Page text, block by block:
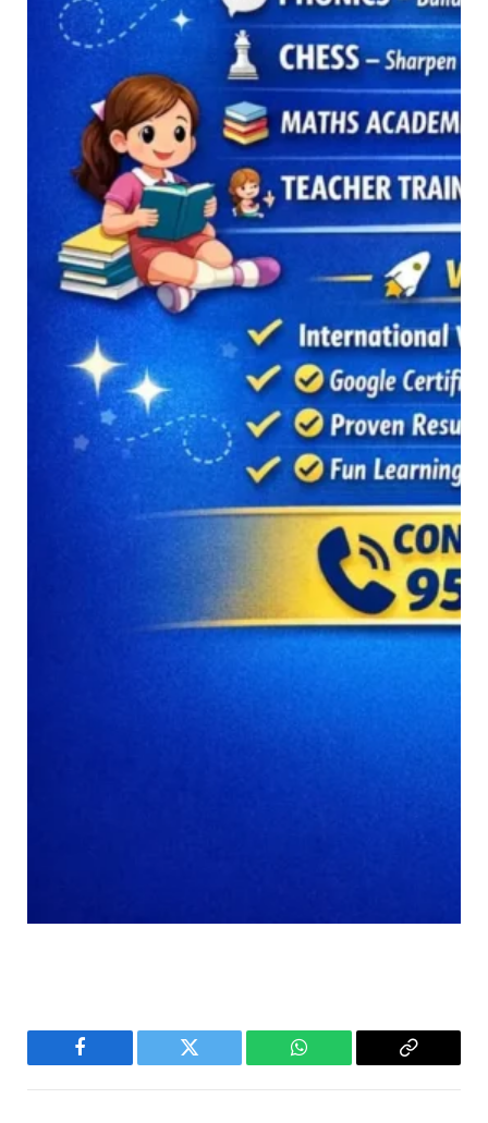
Facebook Twitter WhatsApp
Copy